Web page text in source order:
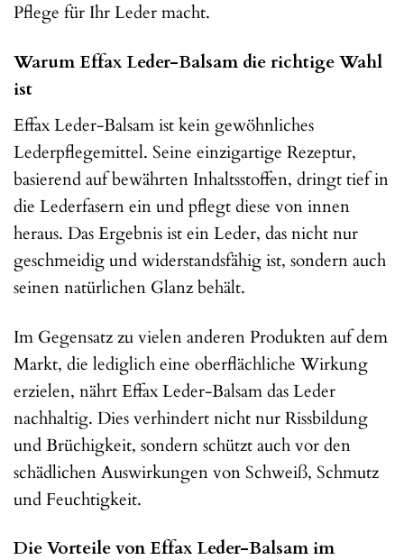
Pflege für Ihr Leder macht.
Warum Effax Leder-Balsam die richtige Wahl
ist
Effax Leder-Balsam ist kein gewöhnliches
Lederpflegemittel. Seine einzigartige Rezeptur,
basierend auf bewährten Inhaltsstoffen, dringt tief in
die Lederfasern ein und pflegt diese von innen
heraus. Das Ergebnis ist ein Leder, das nicht nur
geschmeidig und widerstandsfähig ist, sondern auch
seinen natürlichen Glanz behält.
Im Gegensatz zu vielen anderen Produkten auf dem
Markt, die lediglich eine oberflächliche Wirkung
erzielen, nährt Effax Leder-Balsam das Leder
nachhaltig. Dies verhindert nicht nur Rissbildung
und Brüchigkeit, sondern schützt auch vor den
schädlichen Auswirkungen von Schweiß, Schmutz
und Feuchtigkeit.
Die Vorteile von Effax Leder-Balsam im